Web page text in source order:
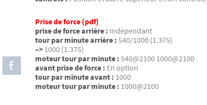
Prise de force (pdf)
prise de force arrière : Indépendant
tour par minute arrière : 540/1000 (1.375)
–> 1000 (1.375)
moteur tour par minute : 540@2100 1000@2100
avant prise de force : En option
tour par minute avant : 1000
moteur tour par minute : 1000@2100